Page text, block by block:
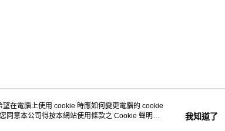
客戶服務
在電腦上使用 cookie 時應如何變更電腦的 cookie
同意本公司得按本網站使用條款之 Cookie 聲明使
我知道了